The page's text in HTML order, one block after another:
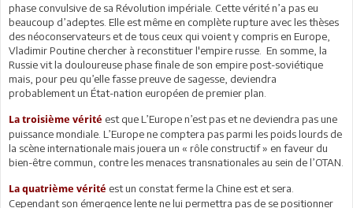
phase convulsive de sa Révolution impériale. Cette vérité n’a pas eu
beaucoup d’adeptes. Elle est même en complète rupture avec les thèses
des néoconservateurs et de tous ceux qui voient y compris en Europe,
Vladimir Poutine chercher à reconstituer l'empire russe. En somme, la
Russie vit la douloureuse phase finale de son empire post-soviétique
mais, pour peu qu’elle fasse preuve de sagesse, deviendra
probablement un État-nation européen de premier plan.
La troisième vérité est que L’Europe n’est pas et ne deviendra pas une
puissance mondiale. L’Europe ne comptera pas parmi les poids lourds de
la scène internationale mais jouera un « rôle constructif » en faveur du
bien-être commun, contre les menaces transnationales au sein de l’OTAN.
La quatrième vérité est un constat ferme la Chine est et sera.
Cependant son émergence lente ne lui permettra pas de se positionner